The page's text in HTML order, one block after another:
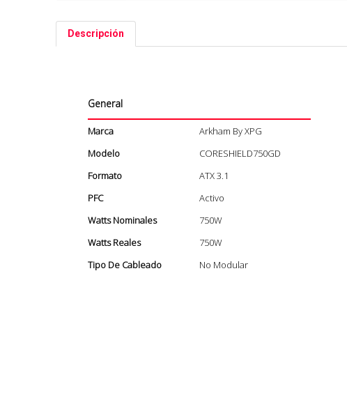
Descripción
General
Marca
Arkham By XPG
Modelo
CORESHIELD750GD
Formato
ATX 3.1
PFC
Activo
Watts Nominales
750W
Watts Reales
750W
Tipo De Cableado
No Modular